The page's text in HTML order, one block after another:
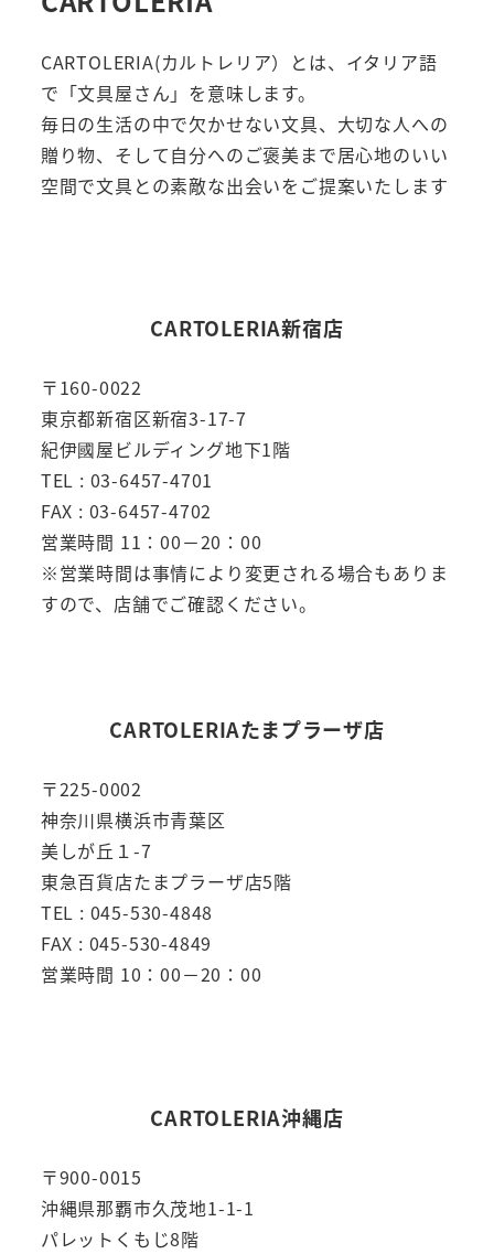
CARTOLERIA(カルトレリア）とは、イタリア語
で「文具屋さん」を意味します。
毎日の生活の中で欠かせない文具、大切な人への
贈り物、そして自分へのご褒美まで居心地のいい
空間で文具との素敵な出会いをご提案いたします
CARTOLERIA新宿店
〒160-0022
東京都新宿区新宿3-17-7
紀伊國屋ビルディング地下1階
TEL : 03-6457-4701
FAX : 03-6457-4702
営業時間 11：00－20：00
※営業時間は事情により変更される場合もありま
すので、店舗でご確認ください。
CARTOLERIAたまプラーザ店
〒225-0002
神奈川県横浜市青葉区
美しが丘１-7
東急百貨店たまプラーザ店5階
TEL : 045-530-4848
FAX : 045-530-4849
営業時間 10：00－20：00
CARTOLERIA沖縄店
〒900-0015
沖縄県那覇市久茂地1-1-1
パレットくもじ8階